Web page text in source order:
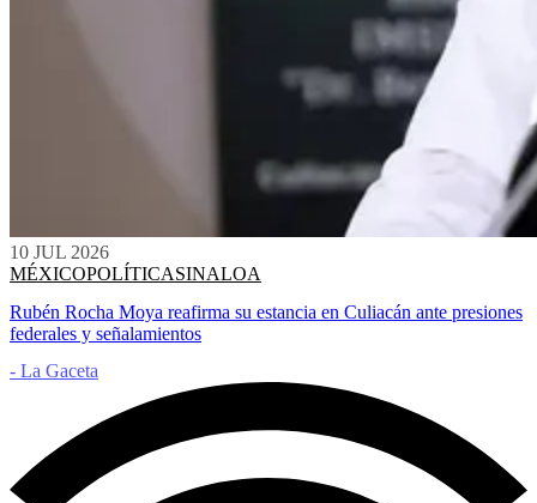
10 JUL 2026
MÉXICOPOLÍTICASINALOA
Rubén Rocha Moya reafirma su estancia en Culiacán ante presiones
federales y señalamientos
- La Gaceta